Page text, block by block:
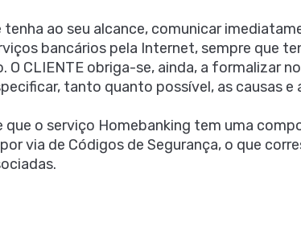
ao seu alcance, comunicar
bancários pela Internet, sempre que
CLIENTE obriga-se, ainda, a formalizar
tanto quanto possível, as causas e
que o serviço Homebanking tem uma
via de Códigos de Segurança, o que